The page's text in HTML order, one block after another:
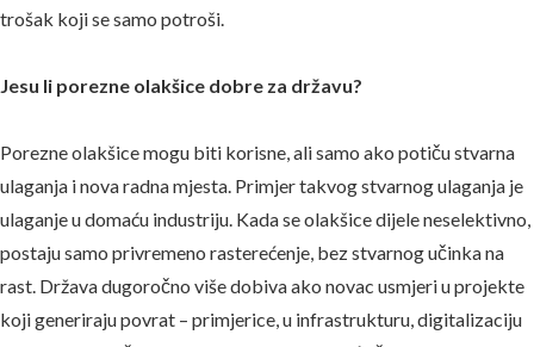
trošak koji se samo potroši.
Jesu li porezne olakšice dobre za državu?
Porezne olakšice mogu biti korisne, ali samo ako potiču stvarna
ulaganja i nova radna mjesta. Primjer takvog stvarnog ulaganja je
ulaganje u domaću industriju. Kada se olakšice dijele neselektivno,
postaju samo privremeno rasterećenje, bez stvarnog učinka na
rast. Država dugoročno više dobiva ako novac usmjeri u projekte
koji generiraju povrat – primjerice, u infrastrukturu, digitalizaciju